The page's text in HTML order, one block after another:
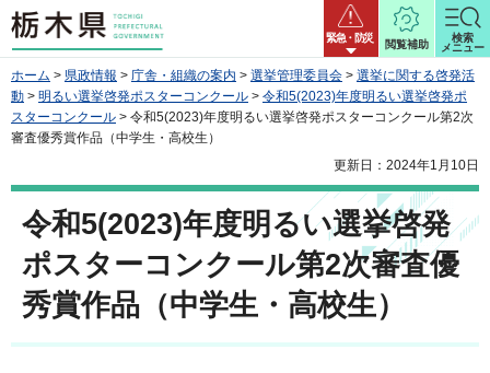
栃木県 緊急・防災
閲覧補助
検索
メニュー
ホーム > 県政情報 > 庁舎・組織の案内 > 選挙管理委員会 > 選挙に関する啓発活
動 > 明るい選挙啓発ポスターコンクール > 令和5(2023)年度明るい選挙啓発ポ
スターコンクール > 令和5(2023)年度明るい選挙啓発ポスターコンクール第2次
審査優秀賞作品（中学生・高校生）
更新日：2024年1月10日
令和5(2023)年度明るい選挙啓発
ポスターコンクール第2次審査優
秀賞作品（中学生・高校生）